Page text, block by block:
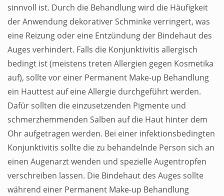
sinnvoll ist. Durch die Behandlung wird die Häufigkeit
der Anwendung dekorativer Schminke verringert, was
eine Reizung oder eine Entzündung der Bindehaut des
Auges verhindert. Falls die Konjunktivitis allergisch
bedingt ist (meistens treten Allergien gegen Kosmetika
auf), sollte vor einer Permanent Make-up Behandlung
ein Hauttest auf eine Allergie durchgeführt werden.
Dafür sollten die einzusetzenden Pigmente und
schmerzhemmenden Salben auf die Haut hinter dem
Ohr aufgetragen werden. Bei einer infektionsbedingten
Konjunktivitis sollte die zu behandelnde Person sich an
einen Augenarzt wenden und spezielle Augentropfen
verschreiben lassen. Die Bindehaut des Auges sollte
während einer Permanent Make-up Behandlung